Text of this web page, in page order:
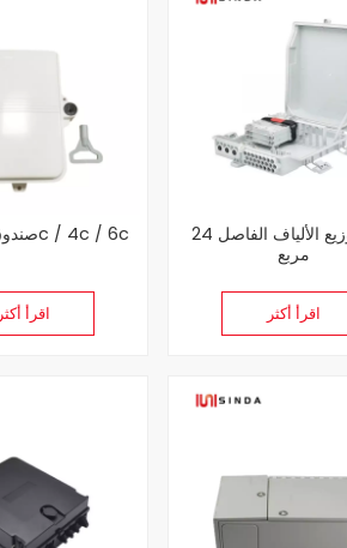
صندوق المحطة 2c / 4c / 6c
اقرأ أكثر
24 ميناء توزيع الألياف الفاصل
مربع
اقرأ أكثر